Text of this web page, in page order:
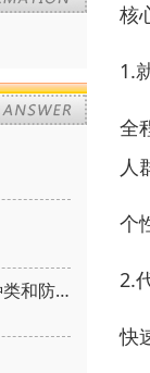
看病应该挂哪个科？不同科室常见疾病种类和防治
核
1.
全
人
个
2.
快